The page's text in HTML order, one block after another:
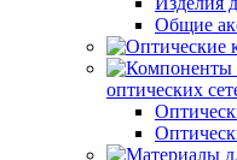
Общие
оптических